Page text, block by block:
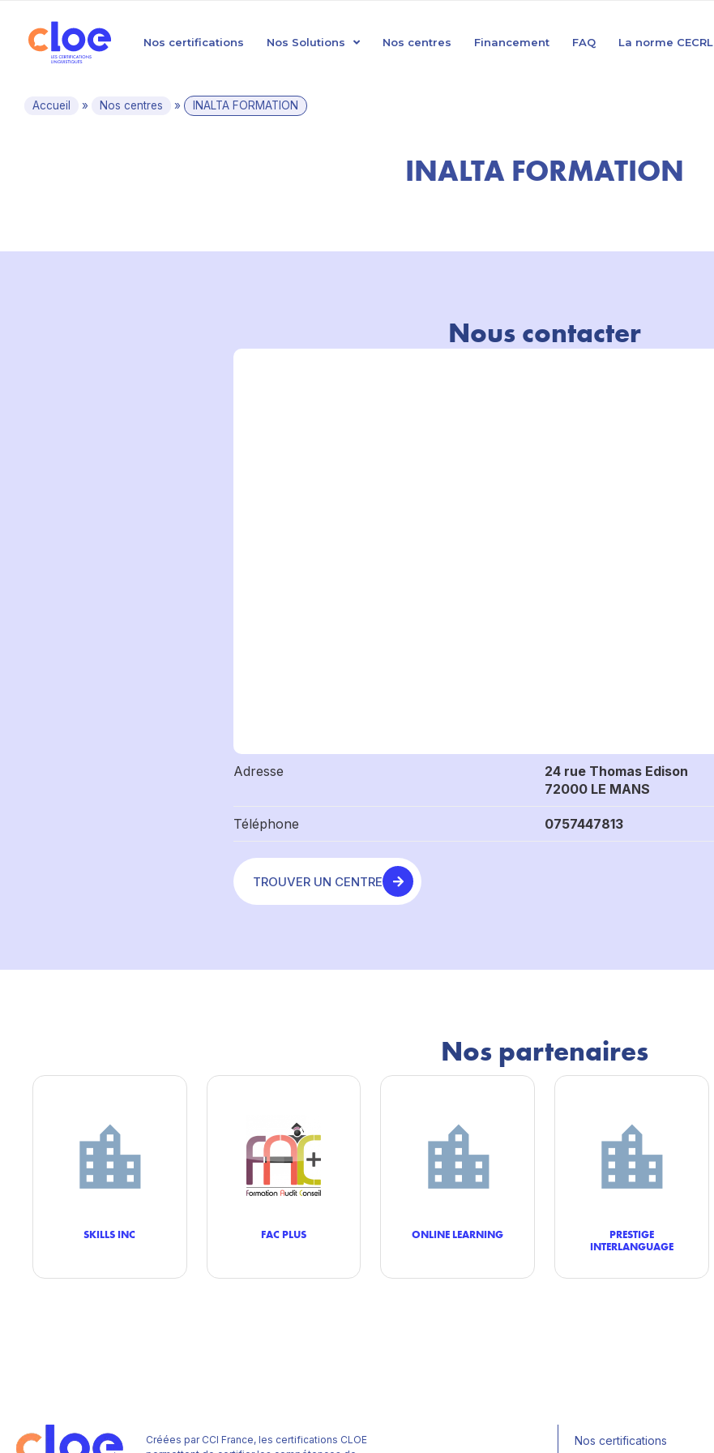
Nos certifications Nos Solutions Nos centres Financement FAQ La norme CECRL
Accueil » Nos centres » INALTA FORMATION
INALTA FORMATION
Nous contacter
Adresse
24 rue Thomas Edison
72000 LE MANS
Téléphone 0757447813
TROUVER UN CENTRE
Nos partenaires
SKILLS INC FAC PLUS ONLINE LEARNING
PRESTIGE
INTERLANGUAGE
Créées par CCI France, les certifications CLOE
Nos certifications